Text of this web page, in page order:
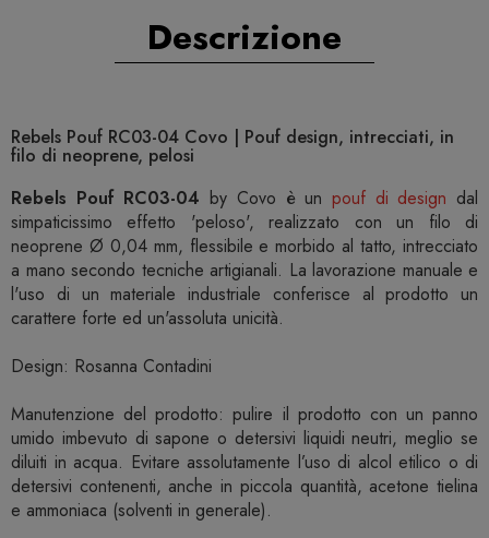
Descrizione
Rebels Pouf RC03-04 Covo | Pouf design, intrecciati, in
filo di neoprene, pelosi
Rebels Pouf RC03-04 by Covo è un pouf di design dal
simpaticissimo effetto 'peloso', realizzato con un filo di
neoprene Ø 0,04 mm, flessibile e morbido al tatto, intrecciato
a mano secondo tecniche artigianali. La lavorazione manuale e
l'uso di un materiale industriale conferisce al prodotto un
carattere forte ed un'assoluta unicità.
Design: Rosanna Contadini
Manutenzione del prodotto: pulire il prodotto con un panno
umido imbevuto di sapone o detersivi liquidi neutri, meglio se
diluiti in acqua. Evitare assolutamente l’uso di alcol etilico o di
detersivi contenenti, anche in piccola quantità, acetone tielina
e ammoniaca (solventi in generale).